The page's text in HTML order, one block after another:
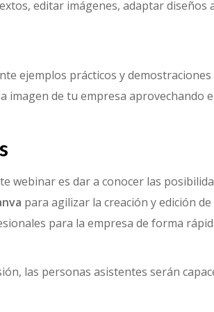
editar imágenes, adaptar
ejemplos prácticos y
imagen de tu empresa aprovechando
webinar es dar a conocer las
para agilizar la creación y edición
para la empresa de forma
las personas asistentes serán